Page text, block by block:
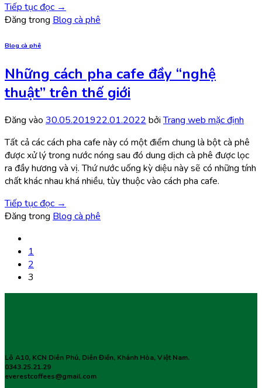
Tiếp tục đọc→
Đăng trong Blog cà phê
Blog cà phê
Những cách pha cafe đầy “nghệ
thuật” trên thế giới
Đăng vào 30.05.201922.01.2022 bởiTrang web mặc định
Tất cả các cách pha cafe này có một điểm chung là bột cà phê
được xử lý trong nước nóng sau đó dung dịch cà phê được lọc
ra đầy hương và vị. Thứ nước uống kỳ diệu này sẽ có những tính
chất khác nhau khá nhiều, tùy thuộc vào cách pha cafe.
Tiếp tục đọc →
Đăng trong Blog cà phê
1
2
3
Lô A10, KCN Diên Phú, Diên Điền, Khánh Hòa, Việt Nam.
0343.25.21.29
everestcoffees@gmail.com